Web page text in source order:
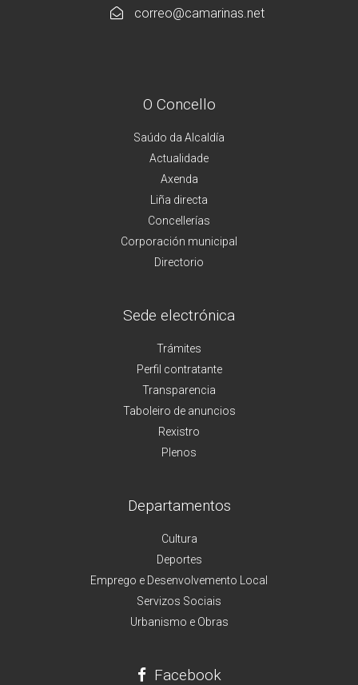
correo@camarinas.net
O Concello
Saúdo da Alcaldía
Actualidade
Axenda
Liña directa
Concellerías
Corporación municipal
Directorio
Sede electrónica
Trámites
Perfil contratante
Transparencia
Taboleiro de anuncios
Rexistro
Plenos
Departamentos
Cultura
Deportes
Emprego e Desenvolvemento Local
Servizos Sociais
Urbanismo e Obras
Facebook